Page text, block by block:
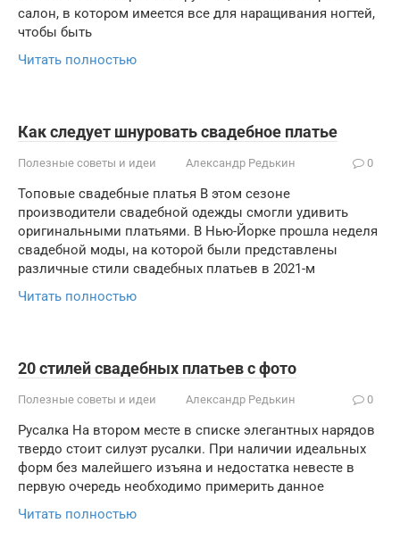
салон, в котором имеется все для наращивания ногтей,
чтобы быть
Читать полностью
Как следует шнуровать свадебное платье
Полезные советы и идеи Александр Редькин 0
Топовые свадебные платья В этом сезоне
производители свадебной одежды смогли удивить
оригинальными платьями. В Нью-Йорке прошла неделя
свадебной моды, на которой были представлены
различные стили свадебных платьев в 2021-м
Читать полностью
20 стилей свадебных платьев с фото
Полезные советы и идеи Александр Редькин 0
Русалка На втором месте в списке элегантных нарядов
твердо стоит силуэт русалки. При наличии идеальных
форм без малейшего изъяна и недостатка невесте в
первую очередь необходимо примерить данное
Читать полностью